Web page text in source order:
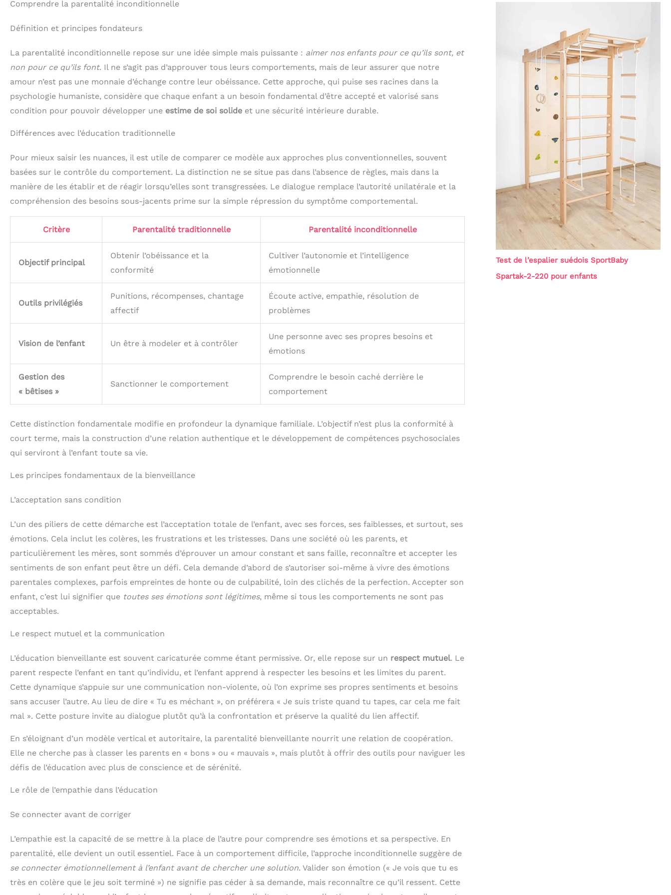
Comprendre la parentalité inconditionnelle
Définition et principes fondateurs
La parentalité inconditionnelle repose sur une idée simple mais puissante : aimer nos enfants pour ce qu’ils sont, et
non pour ce qu’ils font. Il ne s’agit pas d’approuver tous leurs comportements, mais de leur assurer que notre
amour n’est pas une monnaie d’échange contre leur obéissance. Cette approche, qui puise ses racines dans la
psychologie humaniste, considère que chaque enfant a un besoin fondamental d’être accepté et valorisé sans
condition pour pouvoir développer une estime de soi solide et une sécurité intérieure durable.
Différences avec l’éducation traditionnelle
Pour mieux saisir les nuances, il est utile de comparer ce modèle aux approches plus conventionnelles, souvent
basées sur le contrôle du comportement. La distinction ne se situe pas dans l’absence de règles, mais dans la
manière de les établir et de réagir lorsqu’elles sont transgressées. Le dialogue remplace l’autorité unilatérale et la
compréhension des besoins sous-jacents prime sur la simple répression du symptôme comportemental.
Critère Parentalité traditionnelle Parentalité inconditionnelle
Objectif principal
Obtenir l’obéissance et la
conformité
Cultiver l’autonomie et l’intelligence
émotionnelle
Outils privilégiés
Punitions, récompenses, chantage
affectif
Écoute active, empathie, résolution de
problèmes
Vision de l’enfant Un être à modeler et à contrôler
Une personne avec ses propres besoins et
émotions
Gestion des
« bêtises »
Sanctionner le comportement
Comprendre le besoin caché derrière le
comportement
Cette distinction fondamentale modifie en profondeur la dynamique familiale. L’objectif n’est plus la conformité à
court terme, mais la construction d’une relation authentique et le développement de compétences psychosociales
qui serviront à l’enfant toute sa vie.
Les principes fondamentaux de la bienveillance
L’acceptation sans condition
L’un des piliers de cette démarche est l’acceptation totale de l’enfant, avec ses forces, ses faiblesses, et surtout, ses
émotions. Cela inclut les colères, les frustrations et les tristesses. Dans une société où les parents, et
particulièrement les mères, sont sommés d’éprouver un amour constant et sans faille, reconnaître et accepter les
sentiments de son enfant peut être un défi. Cela demande d’abord de s’autoriser soi-même à vivre des émotions
parentales complexes, parfois empreintes de honte ou de culpabilité, loin des clichés de la perfection. Accepter son
enfant, c’est lui signifier que toutes ses émotions sont légitimes, même si tous les comportements ne sont pas
acceptables.
Le respect mutuel et la communication
L’éducation bienveillante est souvent caricaturée comme étant permissive. Or, elle repose sur un respect mutuel. Le
parent respecte l’enfant en tant qu’individu, et l’enfant apprend à respecter les besoins et les limites du parent.
Cette dynamique s’appuie sur une communication non-violente, où l’on exprime ses propres sentiments et besoins
sans accuser l’autre. Au lieu de dire « Tu es méchant », on préférera « Je suis triste quand tu tapes, car cela me fait
mal ». Cette posture invite au dialogue plutôt qu’à la confrontation et préserve la qualité du lien affectif.
En s’éloignant d’un modèle vertical et autoritaire, la parentalité bienveillante nourrit une relation de coopération.
Elle ne cherche pas à classer les parents en « bons » ou « mauvais », mais plutôt à offrir des outils pour naviguer les
défis de l’éducation avec plus de conscience et de sérénité.
Le rôle de l’empathie dans l’éducation
Se connecter avant de corriger
L’empathie est la capacité de se mettre à la place de l’autre pour comprendre ses émotions et sa perspective. En
parentalité, elle devient un outil essentiel. Face à un comportement difficile, l’approche inconditionnelle suggère de
se connecter émotionnellement à l’enfant avant de chercher une solution. Valider son émotion (« Je vois que tu es
très en colère que le jeu soit terminé ») ne signifie pas céder à sa demande, mais reconnaître ce qu’il ressent. Cette
Test de l’espalier suédois SportBaby
Spartak-2-220 pour enfants